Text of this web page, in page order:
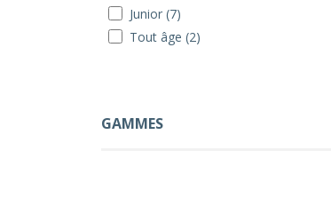
Junior (7)
Tout âge (2)
GAMMES